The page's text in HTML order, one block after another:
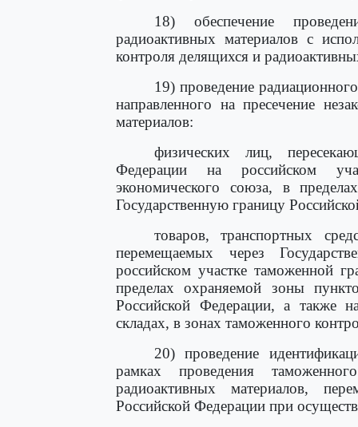
18) обеспечение
радиоактивных материалов с
контроля делящихся и
19) проведение
направленного на пресечение
материалов:
физических лиц,
Федерации на российском
экономического союза, в
Государственную границу
товаров, транспортных
перемещаемых через
российском участке таможенной
пределах охраняемой зоны
Российской Федерации, а также
складах, в зонах таможенного
20) проведение
рамках проведения
радиоактивных материалов,
Российской Федерации при